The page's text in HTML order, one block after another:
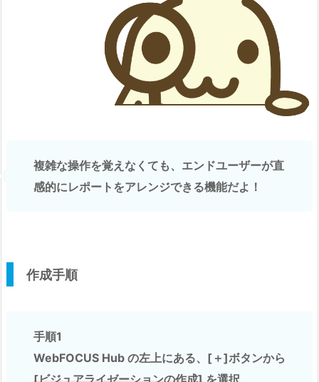
複雑な操作を覚えなくても、エンドユーザーが直
感的にレポートをアレンジできる機能だよ！
作成手順
手順1
WebFOCUS Hub の左上にある、[＋]ボタンから